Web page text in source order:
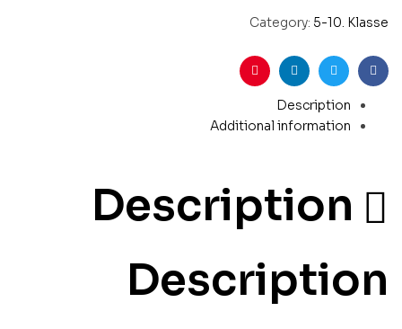
Category: 5-10. Klasse
Facebook
Twitter
Linkedin
Pinterest
Description
Additional information
Description
Description